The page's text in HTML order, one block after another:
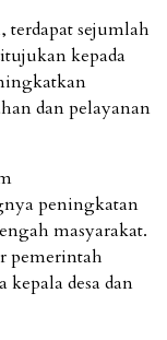
sejumlah
kepada
dan pelayanan
peningkatan
masyarakat.
pemerintah
kepala desa dan